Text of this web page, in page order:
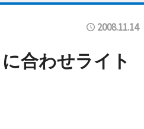
2008.11.14
合わせライト